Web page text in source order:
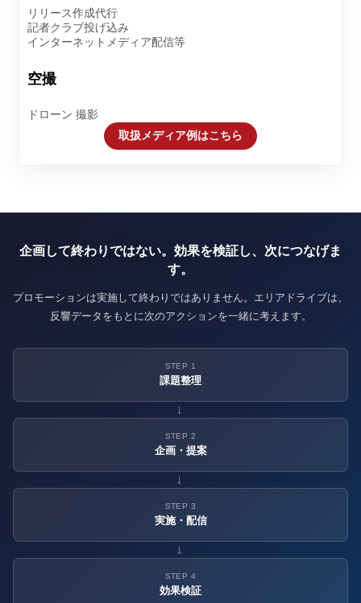
リリース作成代行
記者クラブ投げ込み
インターネットメディア配信等
空撮
ドローン 撮影
取扱メディア例はこちら
企画して終わりではない。効果を検証し、次につなげま
す。
プロモーションは実施して終わりではありません。エリアドライブは、
反響データをもとに次のアクションを一緒に考えます。
STEP 1
課題整理
→
STEP 2
企画・提案
→
STEP 3
実施・配信
→
STEP 4
効果検証